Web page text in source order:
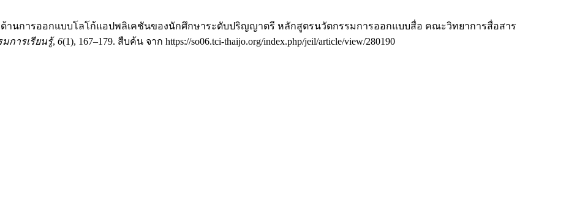
ด้านการออกแบบโลโก้แอปพลิเคชันของนักศึกษาระดับปริญญาตรี หลักสูตรนวัตกรรมการออกแบบสื่อ คณะวิทยาการสื่อสาร
การเรียนรู้, 6(1), 167–179. สืบค้น จาก https://so06.tci-thaijo.org/index.php/jeil/article/view/280190